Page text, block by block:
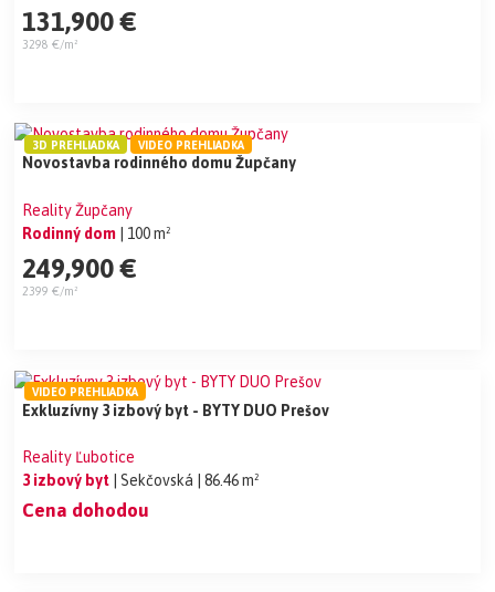
131,900 €
3298 €/m²
Novostavba rodinného domu Župčany
Reality Župčany
Rodinný dom
| 100 m²
249,900 €
2399 €/m²
3D PREHLIADKA VIDEO PREHLIADKA
Exkluzívny 3 izbový byt - BYTY DUO Prešov
Reality Ľubotice
3 izbový byt
| Sekčovská | 86.46 m²
Cena dohodou
VIDEO PREHLIADKA